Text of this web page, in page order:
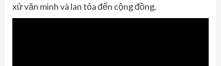
xử văn minh và lan tỏa đến cộng đồng.